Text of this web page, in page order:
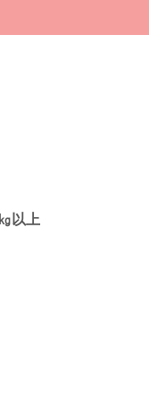
以上